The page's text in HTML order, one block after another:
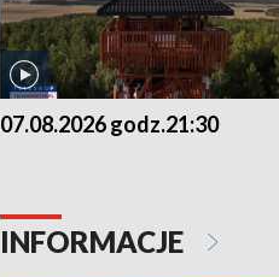
07.08.2026 godz.21:30
INFORMACJE